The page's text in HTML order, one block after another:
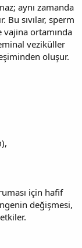
aynı zamanda
Bu sıvılar, sperm
ortamında
veziküller
oluşur.
için hafif
değişmesi,